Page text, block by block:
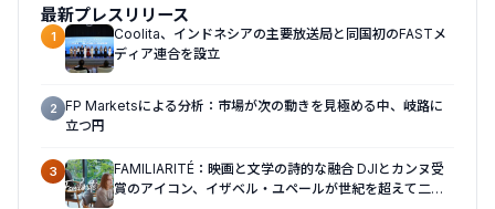
最新プレスリリース
1
Coolita、インドネシアの主要放送局と同国初のFASTメ
ディア連合を設立
2 FP Marketsによる分析：市場が次の動きを見極める中、岐路に
立つ円
3
FAMILIARITÉ：映画と文学の詩的な融合 DJIとカンヌ受
賞のアイコン、イザベル・ユペールが世紀を超えて二人